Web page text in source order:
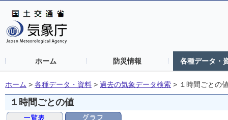
ホーム 防災情報 各種データ・
ホーム > 各種データ・資料 > 過去の気象データ検索 > １時間ごとの
１時間ごとの値